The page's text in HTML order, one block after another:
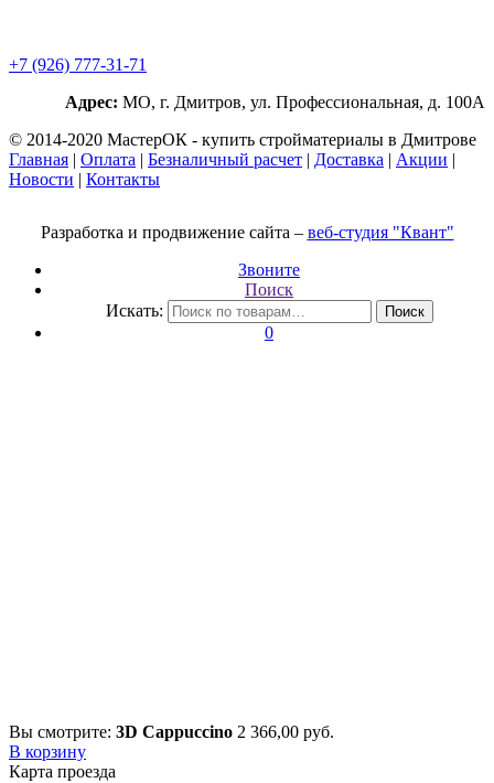
+7 (926) 777-31-71
Адрес: МО, г. Дмитров, ул. Профессиональная, д. 100А
© 2014-2020 МастерОК - купить стройматериалы в Дмитрове
Главная | Оплата | Безналичный расчет | Доставка | Акции |
Новости | Контакты
Разработка и продвижение сайта – веб-студия "Квант"
Звоните
Поиск
Искать:
Поиск
0
Вы смотрите: 3D Cappuccino 2 366,00 руб.
В корзину
Карта проезда